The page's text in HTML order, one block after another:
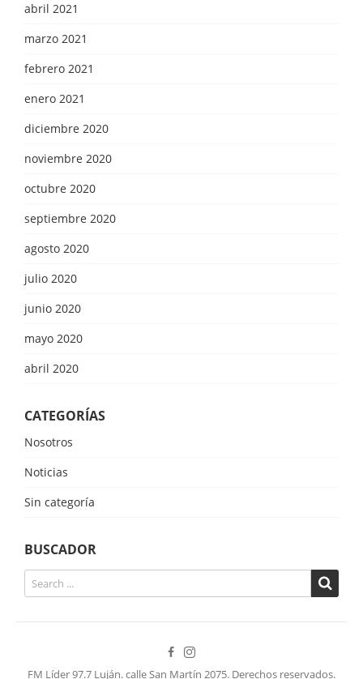
abril 2021
marzo 2021
febrero 2021
enero 2021
diciembre 2020
noviembre 2020
octubre 2020
septiembre 2020
agosto 2020
julio 2020
junio 2020
mayo 2020
abril 2020
CATEGORÍAS
Nosotros
Noticias
Sin categoría
BUSCADOR
FM Líder 97.7 Luján. calle San Martín 2075. Derechos reservados.